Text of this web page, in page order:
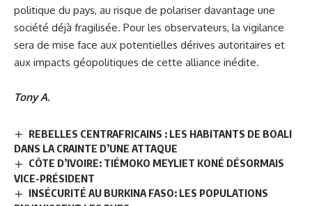
politique du pays, au risque de polariser davantage une
société déjà fragilisée. Pour les observateurs, la vigilance
sera de mise face aux potentielles dérives autoritaires et
aux impacts géopolitiques de cette alliance inédite.
Tony A.
REBELLES CENTRAFRICAINS : LES HABITANTS DE BOALI
DANS LA CRAINTE D’UNE ATTAQUE
CÔTE D’IVOIRE: TIÉMOKO MEYLIET KONÉ DÉSORMAIS
VICE-PRÉSIDENT
INSÉCURITÉ AU BURKINA FASO: LES POPULATIONS